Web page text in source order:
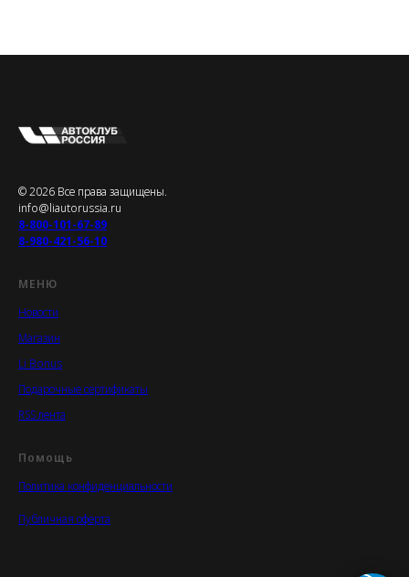
© 2026 Все права защищены.
info@liautorussia.ru
8-800-101-67-89
8-980-421-56-10
МЕНЮ
Новости
Магазин
Li Bonus
Подарочные сертификаты
RSS лента
Помощь
Политика конфиденциальности
Публичная оферта